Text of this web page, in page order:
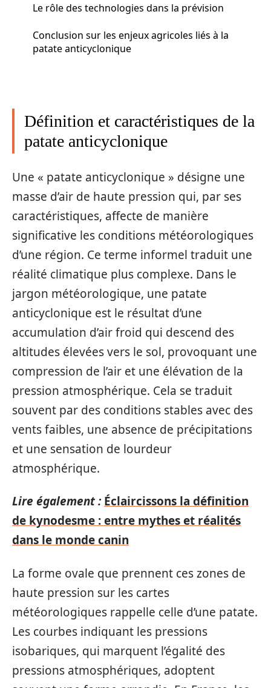
Le rôle des technologies dans la prévision
Conclusion sur les enjeux agricoles liés à la
patate anticyclonique
Définition et caractéristiques de la
patate anticyclonique
Une « patate anticyclonique » désigne une
masse d’air de haute pression qui, par ses
caractéristiques, affecte de manière
significative les conditions météorologiques
d’une région. Ce terme informel traduit une
réalité climatique plus complexe. Dans le
jargon météorologique, une patate
anticyclonique est le résultat d’une
accumulation d’air froid qui descend des
altitudes élevées vers le sol, provoquant une
compression de l’air et une élévation de la
pression atmosphérique. Cela se traduit
souvent par des conditions stables avec des
vents faibles, une absence de précipitations
et une sensation de lourdeur
atmosphérique.
Lire également : Éclaircissons la définition
de kynodesme : entre mythes et réalités
dans le monde canin
La forme ovale que prennent ces zones de
haute pression sur les cartes
météorologiques rappelle celle d’une patate.
Les courbes indiquant les pressions
isobariques, qui marquent l’égalité des
pressions atmosphériques, adoptent